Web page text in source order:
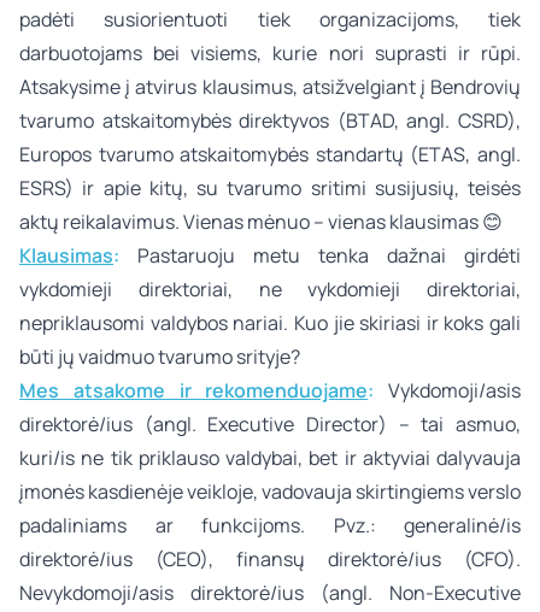
padėti susiorientuoti tiek organizacijoms, tiek
darbuotojams bei visiems, kurie nori suprasti ir rūpi.
Atsakysime į atvirus klausimus, atsižvelgiant į Bendrovių
tvarumo atskaitomybės direktyvos (BTAD, angl. CSRD),
Europos tvarumo atskaitomybės standartų (ETAS, angl.
ESRS) ir apie kitų, su tvarumo sritimi susijusių, teisės
aktų reikalavimus. Vienas mėnuo – vienas klausimas😊
Klausimas: Pastaruoju metu tenka dažnai girdėti
vykdomieji direktoriai, ne vykdomieji direktoriai,
nepriklausomi valdybos nariai. Kuo jie skiriasi ir koks gali
būti jų vaidmuo tvarumo srityje?
Mes atsakome ir rekomenduojame: Vykdomoji/asis
direktorė/ius (angl. Executive Director) – tai asmuo,
kuri/is ne tik priklauso valdybai, bet ir aktyviai dalyvauja
įmonės kasdienėje veikloje, vadovauja skirtingiems verslo
padaliniams ar funkcijoms. Pvz.: generalinė/is
direktorė/ius (CEO), finansų direktorė/ius (CFO).
Nevykdomoji/asis direktorė/ius (angl. Non-Executive